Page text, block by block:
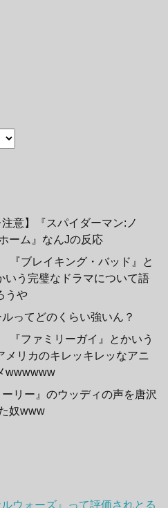
注意】『スパイダーマン:ノ
ーム』なんJの反応
『ブレイキング・バッド』と
いう完璧なドラマについて語
うや
ってどのくらい強いん？
『ファミリーガイ』とかいう
メリカのキレッキレッなアニ
wwwwww
ーリー』のウッディの声を唐沢
奴www
ウォーズ』って評価されとる